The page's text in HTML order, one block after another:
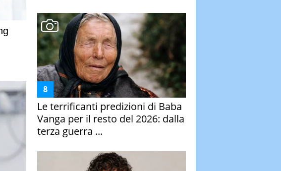
Le terrificanti predizioni di Baba
Vanga per il resto del 2026: dalla
terza guerra ...